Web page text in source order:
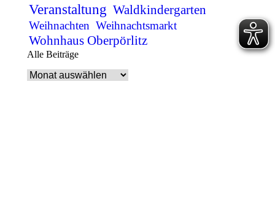
Veranstaltung Waldkindergarten
Weihnachten Weihnachtsmarkt
Wohnhaus Oberpörlitz
Alle Beiträge
Alle